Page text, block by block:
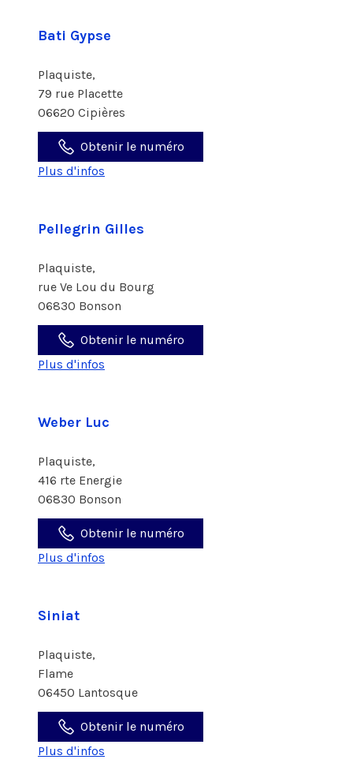
Bati Gypse
Plaquiste,
79 rue Placette
06620 Cipières
Obtenir le numéro
Plus d'infos
Pellegrin Gilles
Plaquiste,
rue Ve Lou du Bourg
06830 Bonson
Obtenir le numéro
Plus d'infos
Weber Luc
Plaquiste,
416 rte Energie
06830 Bonson
Obtenir le numéro
Plus d'infos
Siniat
Plaquiste,
Flame
06450 Lantosque
Obtenir le numéro
Plus d'infos